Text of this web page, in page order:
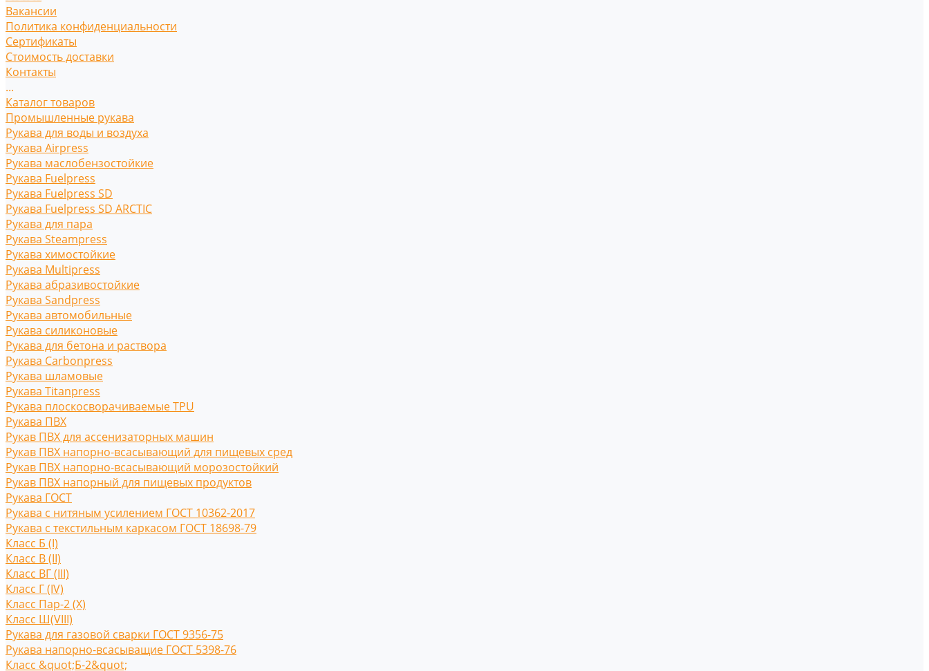
Вакансии
Политика конфиденциальности
Сертификаты
Стоимость доставки
Контакты
...
Каталог товаров
Промышленные рукава
Рукава для воды и воздуха
Рукава Airpress
Рукава маслобензостойкие
Рукава Fuelpress
Рукава Fuelpress SD
Рукава Fuelpress SD ARCTIC
Рукава для пара
Рукава Steampress
Рукава химостойкие
Рукава Multipress
Рукава абразивостойкие
Рукава Sandpress
Рукава автомобильные
Рукава силиконовые
Рукава для бетона и раствора
Рукава Carbonpress
Рукава шламовые
Рукава Titanpress
Рукава плоскосворачиваемые TPU
Рукава ПВХ
Рукав ПВХ для ассенизаторных машин
Рукав ПВХ напорно-всасывающий для пищевых сред
Рукав ПВХ напорно-всасывающий морозостойкий
Рукав ПВХ напорный для пищевых продуктов
Рукава ГОСТ
Рукава с нитяным усилением ГОСТ 10362-2017
Рукава с текстильным каркасом ГОСТ 18698-79
Класс Б (I)
Класс В (II)
Класс ВГ (III)
Класс Г (IV)
Класс Пар-2 (X)
Класс Ш(VIII)
Рукава для газовой сварки ГОСТ 9356-75
Рукава напорно-всасыващие ГОСТ 5398-76
Класс &quot;Б-2&quot;